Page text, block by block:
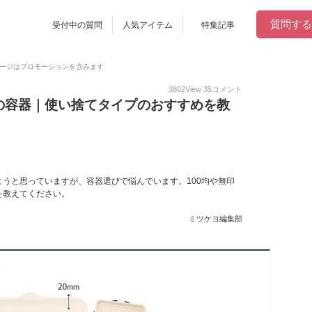
受付中の質問 人気アイテム 特集記事 質問する
ジはプロモーションを含みます
3802View 35コメント
器｜使い捨てタイプのおすすめを教
と思っていますが、容器選びで悩んでいます。100均や無印
えてください。
ミツケヨ編集部